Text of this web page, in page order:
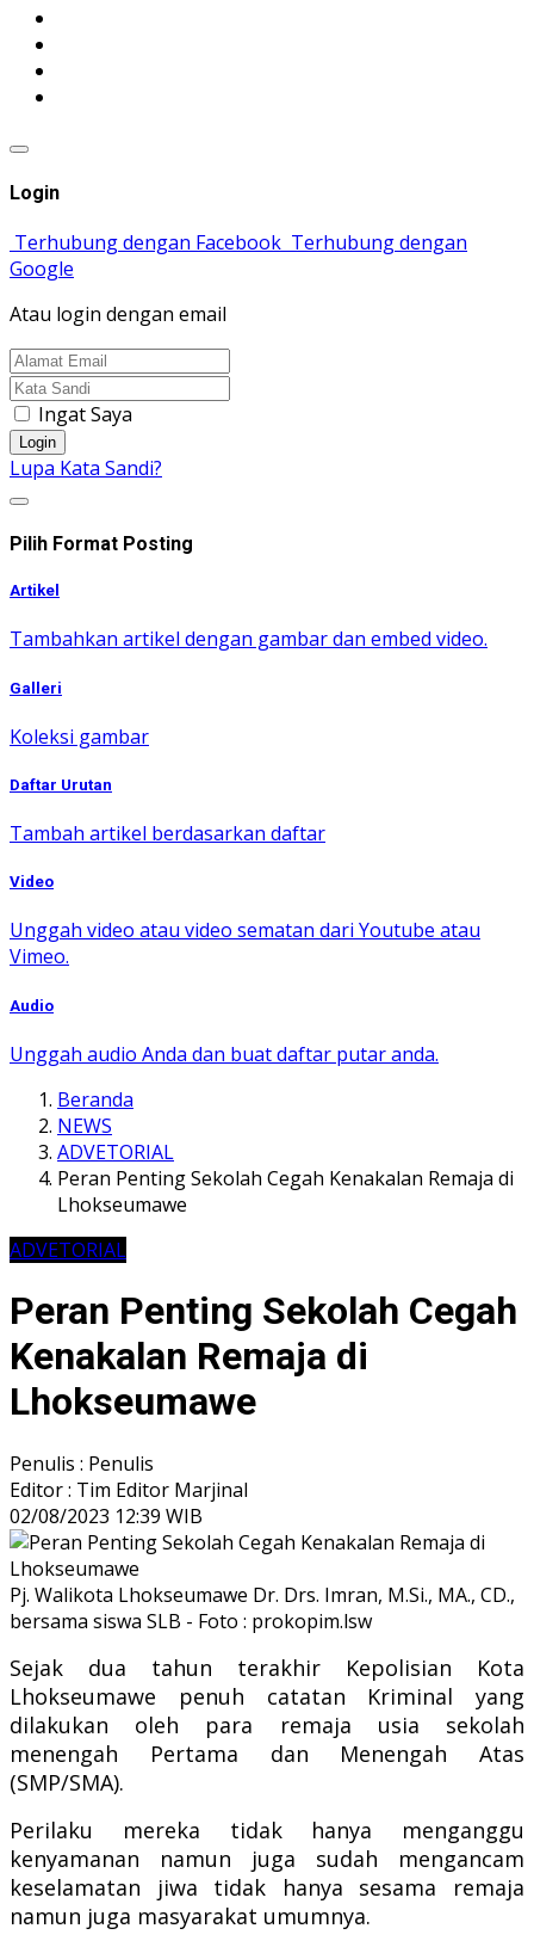
Login
Terhubung dengan Facebook Terhubung dengan
Google
Atau login dengan email
Ingat Saya
Login
Lupa Kata Sandi?
Pilih Format Posting
Artikel
Tambahkan artikel dengan gambar dan embed video.
Galleri
Koleksi gambar
Daftar Urutan
Tambah artikel berdasarkan daftar
Video
Unggah video atau video sematan dari Youtube atau
Vimeo.
Audio
Unggah audio Anda dan buat daftar putar anda.
Beranda
NEWS
ADVETORIAL
Peran Penting Sekolah Cegah Kenakalan Remaja di
Lhokseumawe
ADVETORIAL
Peran Penting Sekolah Cegah
Kenakalan Remaja di
Lhokseumawe
Penulis : Penulis
Editor : Tim Editor Marjinal
02/08/2023 12:39 WIB
Pj. Walikota Lhokseumawe Dr. Drs. Imran, M.Si., MA., CD.,
bersama siswa SLB - Foto : prokopim.lsw
Sejak dua tahun terakhir Kepolisian Kota
Lhokseumawe penuh catatan Kriminal yang
dilakukan oleh para remaja usia sekolah
menengah Pertama dan Menengah Atas
(SMP/SMA).
Perilaku mereka tidak hanya menganggu
kenyamanan namun juga sudah mengancam
keselamatan jiwa tidak hanya sesama remaja
namun juga masyarakat umumnya.